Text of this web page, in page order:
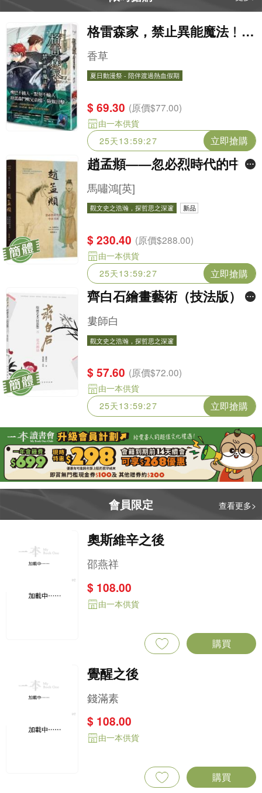
格雷森家，禁止異能魔法﹗
(4)
香草
夏日動漫祭 - 陪伴渡過熱血假期
$ 69.30 (原價$77.00)
由一本供貨
25天13:59:25
立即搶購
趙孟頫——忽必烈時代的中國
書畫
馬嘯鴻[英]
觀文史之浩瀚，探哲思之深邃 新品
$ 230.40 (原價$288.00)
由一本供貨
25天13:59:25
立即搶購
齊白石繪畫藝術（技法版）二
花卉畫法
婁師白
觀文史之浩瀚，探哲思之深邃
$ 57.60 (原價$72.00)
由一本供貨
25天13:59:25
立即搶購
會員限定 查看更多>
奧斯維辛之後
邵燕祥
$ 108.00
由一本供貨
購買
覺醒之後
錢滿素
$ 108.00
由一本供貨
購買